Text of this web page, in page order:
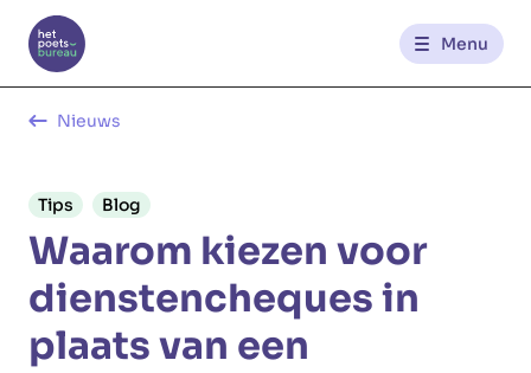
Menu
NL FR
Kantoren
Werknemerszone
Klantenzone
Nieuws
Tips Blog
Waarom kiezen voor
dienstencheques in
plaats van een